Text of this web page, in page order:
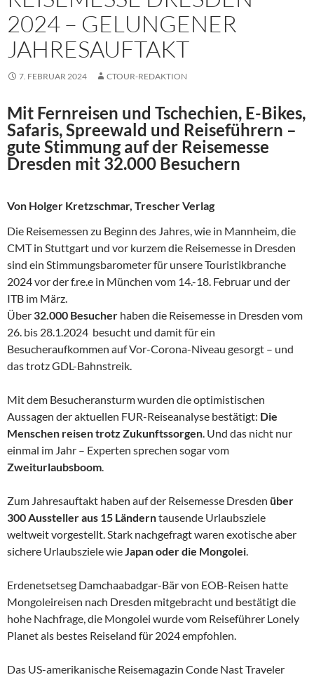
2024 – GELUNGENER
JAHRESAUFTAKT
7. FEBRUAR 2024 CTOUR-REDAKTION
Mit Fernreisen und Tschechien, E-Bikes,
Safaris, Spreewald und Reiseführern –
gute Stimmung auf der Reisemesse
Dresden mit 32.000 Besuchern
Von Holger Kretzschmar, Trescher Verlag
Die Reisemessen zu Beginn des Jahres, wie in Mannheim, die
CMT in Stuttgart und vor kurzem die Reisemesse in Dresden
sind ein Stimmungsbarometer für unsere Touristikbranche
2024 vor der f.re.e in München vom 14.-18. Februar und der
ITB im März.
Über 32.000 Besucher haben die Reisemesse in Dresden vom
26. bis 28.1.2024 besucht und damit für ein
Besucheraufkommen auf Vor-Corona-Niveau gesorgt – und
das trotz GDL-Bahnstreik.
Mit dem Besucheransturm wurden die optimistischen
Aussagen der aktuellen FUR-Reiseanalyse bestätigt: Die
Menschen reisen trotz Zukunftssorgen. Und das nicht nur
einmal im Jahr – Experten sprechen sogar vom
Zweiturlaubsboom.
Zum Jahresauftakt haben auf der Reisemesse Dresden über
300 Aussteller aus 15 Länderntausende Urlaubsziele
weltweit vorgestellt. Stark nachgefragt waren exotische aber
sichere Urlaubsziele wieJapan oder die Mongolei.
Erdenetsetseg Damchaabadgar-Bär von EOB-Reisen hatte
Mongoleireisen nach Dresden mitgebracht und bestätigt die
hohe Nachfrage, die Mongolei wurde vom Reiseführer Lonely
Planet als bestes Reiseland für 2024 empfohlen.
Das US-amerikanische Reisemagazin Conde Nast Traveler